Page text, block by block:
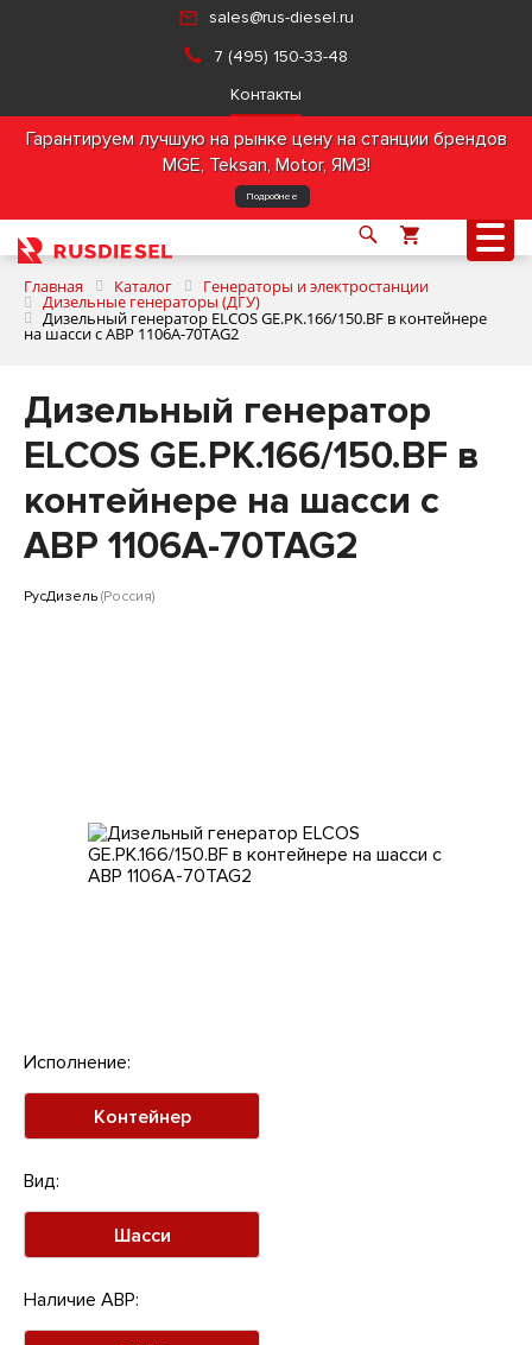
sales@rus-diesel.ru
7 (495) 150-33-48
Контакты
Гарантируем лучшую на рынке цену на станции брендов
MGE, Teksan, Motor, ЯМЗ!
Подробнее
Продукция
Клиентам
Главная Каталог Генераторы и электростанции
Дизельные генераторы (ДГУ)
Дизельный генератор ELCOS GE.PK.166/150.BF в контейнере
на шасси с АВР 1106A-70TAG2
Дизельный генератор
ELCOS GE.PK.166/150.BF в
контейнере на шасси с
АВР 1106A-70TAG2
РусДизель (Россия)
Исполнение:
Контейнер
Вид:
Шасси
Наличие АВР: